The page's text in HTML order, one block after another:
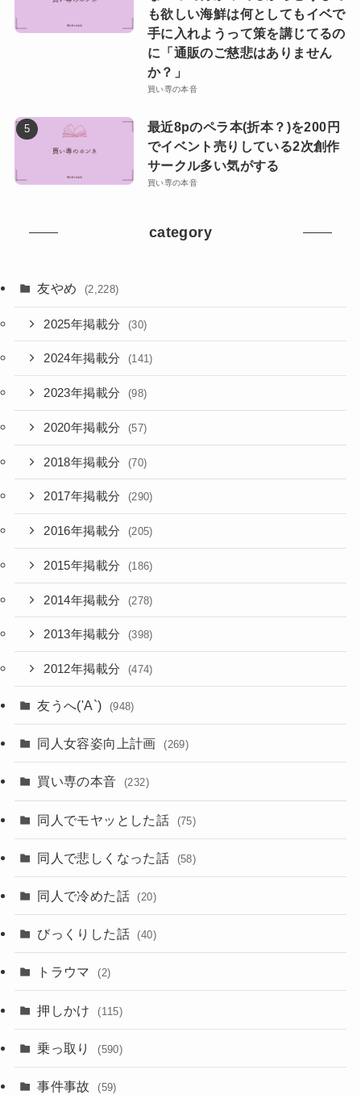
も欲しい海鮮は何としてもイベで
手に入れようって策を講じてるの
に「通販のご慈悲はありません
か？」
買い専の本音
最近8pのペラ本(折本？)を200円
でイベント売りしている2次創作
サークル多い気がする
買い専の本音
category
友やめ (2,228)
2025年掲載分 (30)
2024年掲載分 (141)
2023年掲載分 (98)
2020年掲載分 (57)
2018年掲載分 (70)
2017年掲載分 (290)
2016年掲載分 (205)
2015年掲載分 (186)
2014年掲載分 (278)
2013年掲載分 (398)
2012年掲載分 (474)
友うへ('A`) (948)
同人女容姿向上計画 (269)
買い専の本音 (232)
同人でモヤッとした話 (75)
同人で悲しくなった話 (58)
同人で冷めた話 (20)
びっくりした話 (40)
トラウマ (2)
押しかけ (115)
乗っ取り (590)
事件事故 (59)